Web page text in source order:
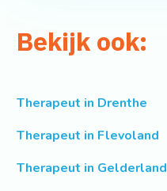
Bekijk ook:
Therapeut in Drenthe
Therapeut in Flevoland
Therapeut in Gelderland